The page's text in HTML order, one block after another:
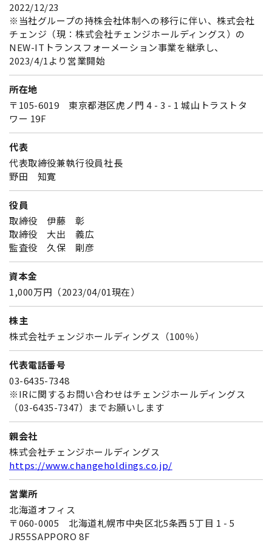
2022/12/23
※当社グループの持株会社体制への移行に伴い、株式会社
チェンジ（現：株式会社チェンジホールディングス）の
NEW-ITトランスフォーメーション事業を継承し、
2023/4/1より営業開始
所在地
〒105-6019 東京都港区虎ノ門 4 - 3 - 1 城山トラストタ
ワー 19F
代表
代表取締役兼執行役員社長
野田 知寛
役員
取締役 伊藤 彰
取締役 大出 義広
監査役 久保 剛彦
資本金
1,000万円（2023/04/01現在）
株主
株式会社チェンジホールディングス（100％）
代表電話番号
03-6435-7348
※IRに関するお問い合わせはチェンジホールディングス
（03-6435-7347）までお願いします
親会社
株式会社チェンジホールディングス
https://www.changeholdings.co.jp/
営業所
北海道オフィス
〒060-0005 北海道札幌市中央区北5条西 5丁目 1 - 5
JR55SAPPORO 8F